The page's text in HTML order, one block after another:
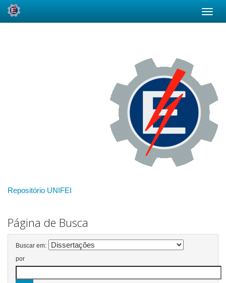
Repositório UNIFEI
Página de Busca
Buscar em:
por